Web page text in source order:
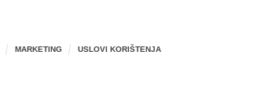
MARKETING USLOVI KORIŠTENJA